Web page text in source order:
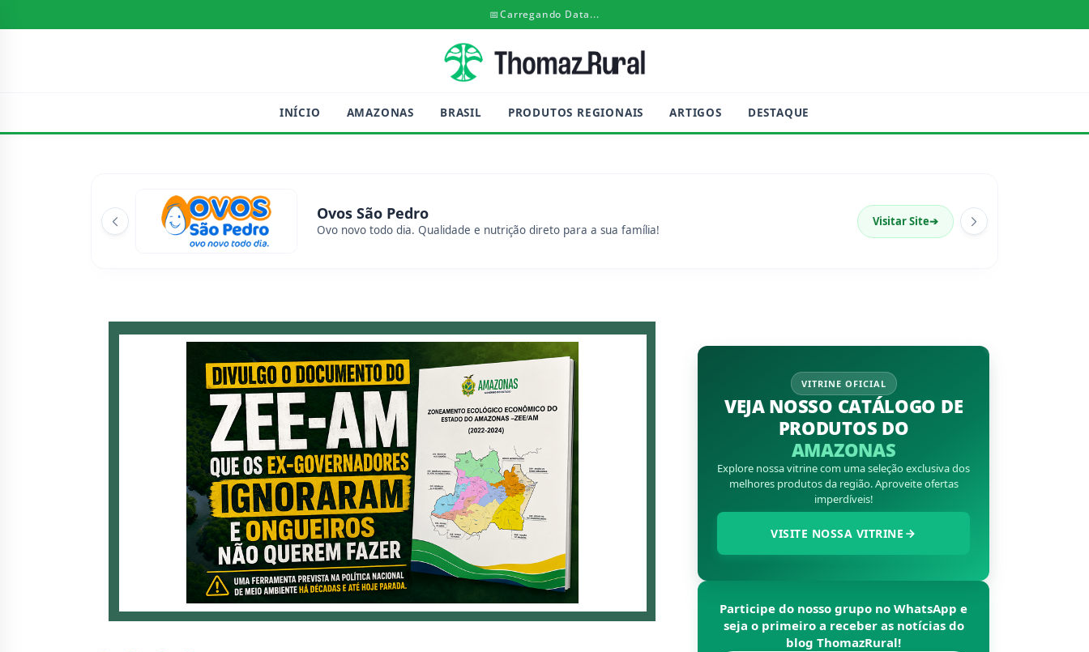
📅Carregando Data...
INÍCIO AMAZONAS BRASIL PRODUTOS REGIONAIS ARTIGOS DESTAQUE
Ovos São Pedro
Ovo novo todo dia. Qualidade e nutrição direto para a sua família!
Visitar Site➔
VITRINE OFICIAL
VEJA NOSSO CATÁLOGO DE
PRODUTOS DO
AMAZONAS
Explore nossa vitrine com uma seleção exclusiva dos
melhores produtos da região. Aproveite ofertas
imperdíveis!
VISITE NOSSA VITRINE
Participe do nosso grupo no WhatsApp e
seja o primeiro a receber as notícias do
blogThomazRural!